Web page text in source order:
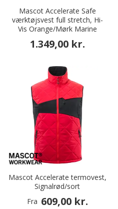
Mascot Accelerate Safe
værktøjsvest full stretch, Hi-
Vis Orange/Mørk Marine
1.349,00 kr.
Mascot Accelerate termovest,
Signalrød/sort
Fra 609,00 kr.